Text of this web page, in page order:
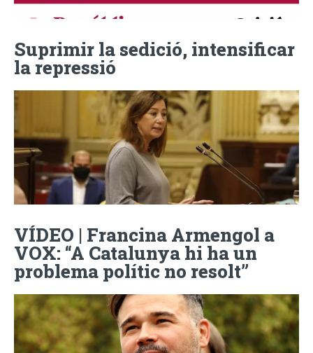
Suprimir la sedició, intensificar
la repressió
VÍDEO | Francina Armengol a
VOX: “A Catalunya hi ha un
problema polític no resolt”